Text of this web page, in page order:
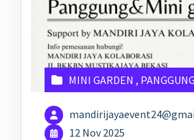
MINI GARDEN , PANGGUNG
12 Nov 2025